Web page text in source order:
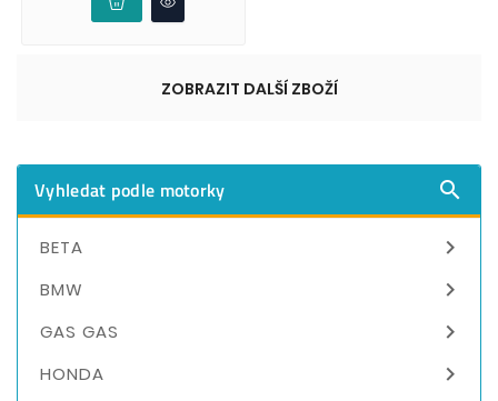
ZOBRAZIT DALŠÍ ZBOŽÍ
Vyhledat podle motorky 
BETA 
BMW 
GAS GAS 
HONDA 